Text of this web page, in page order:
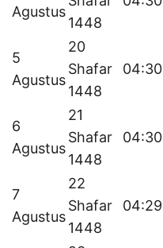
Agustus
1448
5
Agustus
20
Shafar
1448
04:30
6
Agustus
21
Shafar
1448
04:30
7
Agustus
22
Shafar
1448
04:29